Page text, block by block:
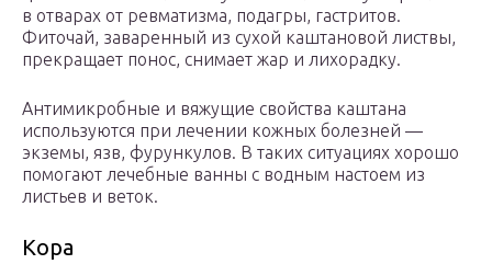
в отварах от ревматизма, подагры, гастритов.
Фиточай, заваренный из сухой каштановой листвы,
прекращает понос, снимает жар и лихорадку.
Антимикробные и вяжущие свойства каштана
используются при лечении кожных болезней —
экземы, язв, фурункулов. В таких ситуациях хорошо
помогают лечебные ванны с водным настоем из
листьев и веток.
Кора